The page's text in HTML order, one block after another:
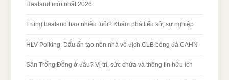
Haaland mới nhất 2026
Erling haaland bao nhiêu tuổi? Khám phá tiểu sử, sự nghiệp
HLV Polking: Dấu ấn tạo nên nhà vô địch CLB bóng đá CAHN
Sân Trống Đồng ở đâu? Vị trí, sức chứa và thông tin hữu ích